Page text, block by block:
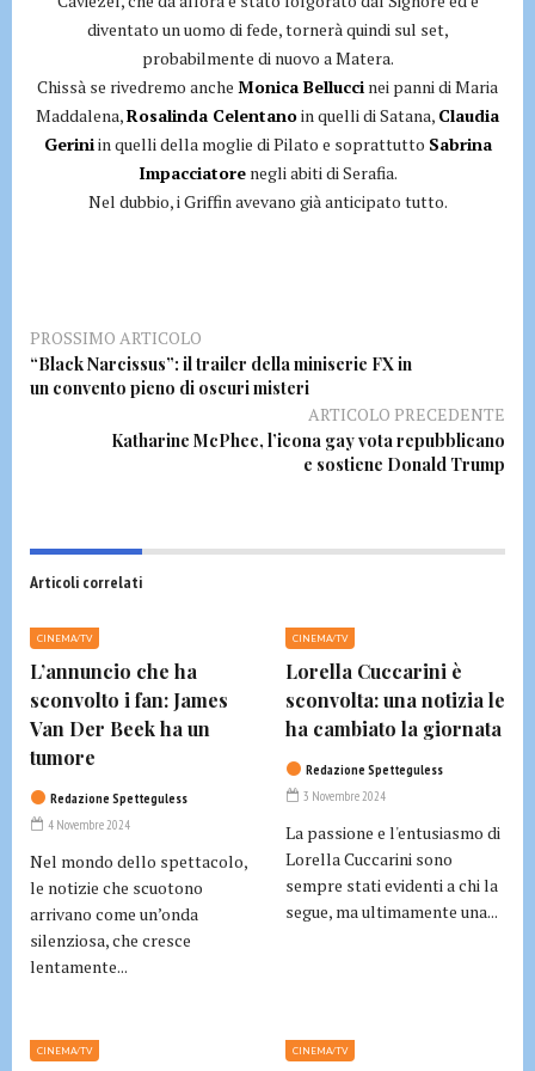
diventato un uomo di fede, tornerà quindi sul set,
probabilmente di nuovo a Matera.
Chissà se rivedremo anche Monica Bellucci nei panni di Maria
Maddalena,Rosalinda Celentanoin quelli di Satana, Claudia
Geriniin quelli della moglie di Pilato e soprattutto Sabrina
Impacciatorenegli abiti di Serafia.
Nel dubbio, i Griffin avevano già anticipato tutto.
PROSSIMO ARTICOLO
“Black Narcissus”: il trailer della miniserie FX in
un convento pieno di oscuri misteri
ARTICOLO PRECEDENTE
Katharine McPhee, l’icona gay vota repubblicano
e sostiene Donald Trump
Articoli correlati
CINEMA/TV
L’annuncio che ha
sconvolto i fan: James
Van Der Beek ha un
tumore
Redazione Spetteguless
4 Novembre 2024
Nel mondo dello spettacolo,
le notizie che scuotono
arrivano come un’onda
silenziosa, che cresce
lentamente...
CINEMA/TV
Lorella Cuccarini è
sconvolta: una notizia le
ha cambiato la giornata
Redazione Spetteguless
3 Novembre 2024
La passione e l'entusiasmo di
Lorella Cuccarini sono
sempre stati evidenti a chi la
segue, ma ultimamente una...
CINEMA/TV CINEMA/TV